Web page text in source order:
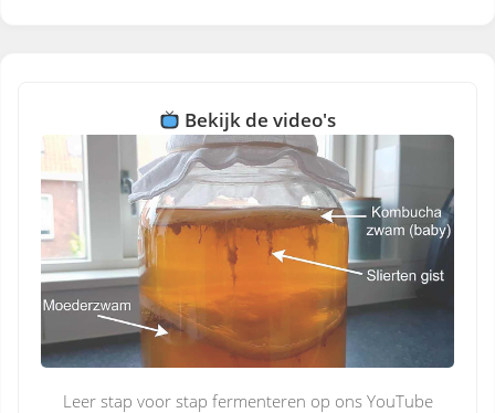
Bekijk de video's
Leer stap voor stap fermenteren op ons YouTube